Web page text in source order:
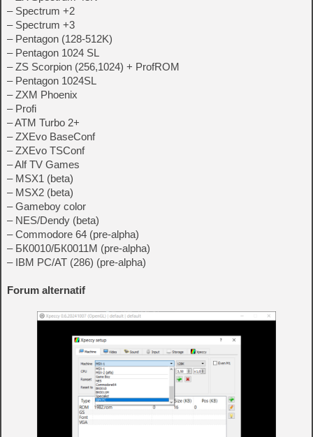
– Spectrum +2
– Spectrum +3
– Pentagon (128-512K)
– Pentagon 1024 SL
– ZS Scorpion (256,1024) + ProfROM
– Pentagon 1024SL
– ZXM Phoenix
– Profi
– ATM Turbo 2+
– ZXEvo BaseConf
– ZXEvo TSConf
– Alf TV Games
– MSX1 (beta)
– MSX2 (beta)
– Gameboy color
– NES/Dendy (beta)
– Commodore 64 (pre-alpha)
– БК0010/БК0011M (pre-alpha)
– IBM PC/AT (286) (pre-alpha)
Forum alternatif